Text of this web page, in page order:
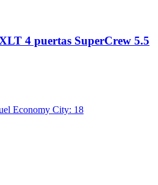
4 puertas SuperCrew 5.5
Economy City: 18